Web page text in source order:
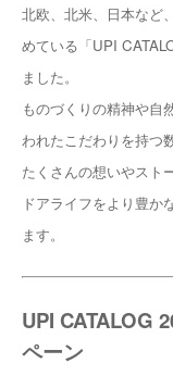
北欧、北米、日本など
めている「UPI
ました。
ものづくりの精神や自
われたこだわりを持つ
たくさんの想いやスト
ドアライフをより豊か
ます。
UPI CATALOG
ペーン